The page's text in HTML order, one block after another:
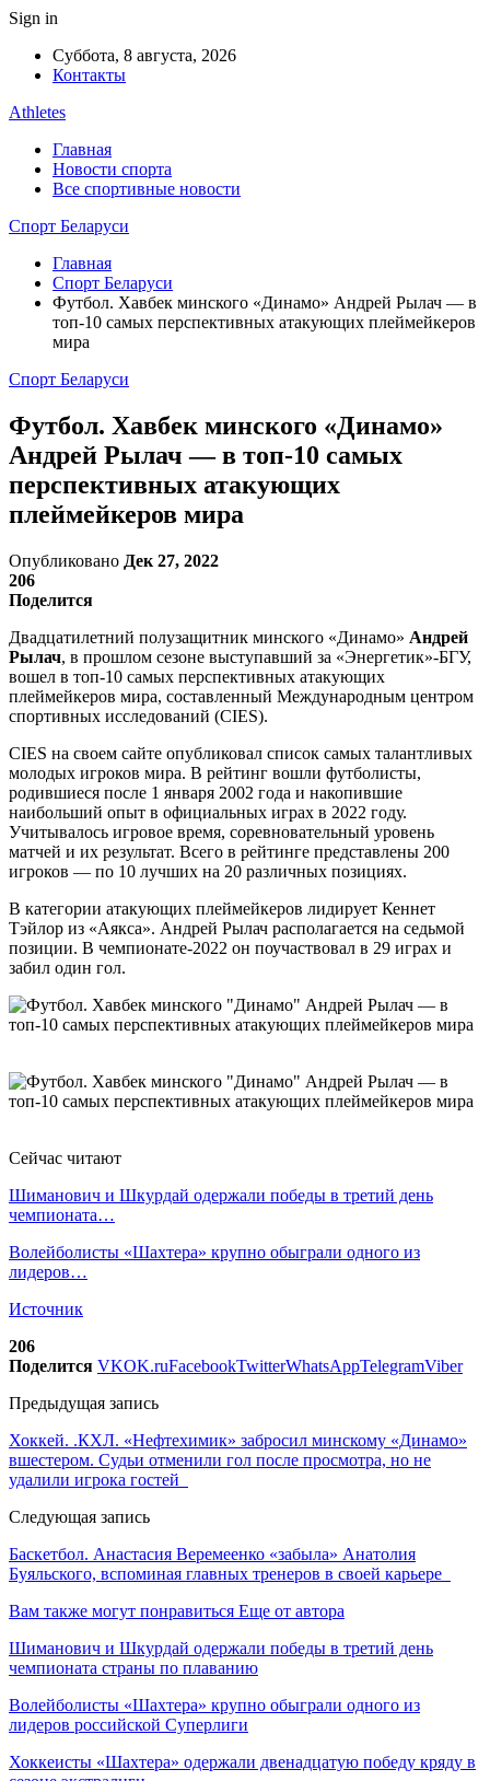
Sign in
Суббота, 8 августа, 2026
Контакты
Athletes
Главная
Новости спорта
Все спортивные новости
Спорт Беларуси
Главная
Спорт Беларуси
Футбол. Хавбек минского «Динамо» Андрей Рылач — в
топ-10 самых перспективных атакующих плеймейкеров
мира
Спорт Беларуси
Футбол. Хавбек минского «Динамо»
Андрей Рылач — в топ-10 самых
перспективных атакующих
плеймейкеров мира
Опубликовано Дек 27, 2022
206
Поделится
Двадцатилетний полузащитник минского «Динамо» Андрей
Рылач, в прошлом сезоне выступавший за «Энергетик»-БГУ,
вошел в топ-10 самых перспективных атакующих
плеймейкеров мира, составленный Международным центром
спортивных исследований (CIES).
CIES на своем сайте опубликовал список самых талантливых
молодых игроков мира. В рейтинг вошли футболисты,
родившиеся после 1 января 2002 года и накопившие
наибольший опыт в официальных играх в 2022 году.
Учитывалось игровое время, соревновательный уровень
матчей и их результат. Всего в рейтинге представлены 200
игроков — по 10 лучших на 20 различных позициях.
В категории атакующих плеймейкеров лидирует Кеннет
Тэйлор из «Аякса». Андрей Рылач располагается на седьмой
позиции. В чемпионате-2022 он поучаствовал в 29 играх и
забил один гол.
Сейчас читают
Шиманович и Шкурдай одержали победы в третий день
чемпионата…
Волейболисты «Шахтера» крупно обыграли одного из
лидеров…
Источник
206
Поделится VKOK.ruFacebookTwitterWhatsAppTelegramViber
Предыдущая запись
Хоккей. .КХЛ. «Нефтехимик» забросил минскому «Динамо»
вшестером. Судьи отменили гол после просмотра, но не
удалили игрока гостей
Следующая запись
Баскетбол. Анастасия Веремеенко «забыла» Анатолия
Буяльского, вспоминая главных тренеров в своей карьере
Вам также могут понравиться Еще от автора
Шиманович и Шкурдай одержали победы в третий день
чемпионата страны по плаванию
Волейболисты «Шахтера» крупно обыграли одного из
лидеров российской Суперлиги
Хоккеисты «Шахтера» одержали двенадцатую победу кряду в